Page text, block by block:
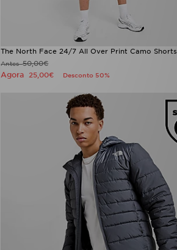
The North Face 24/7 All Over Print Camo Shorts
Antes50,00€
Agora25,00€ Desconto 50%